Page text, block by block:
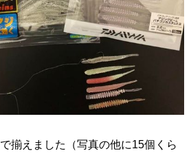
揃えました（写真の他に15個くら